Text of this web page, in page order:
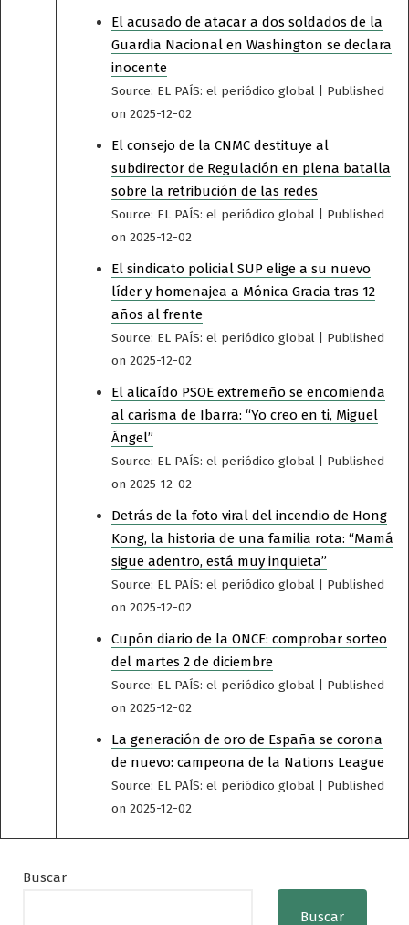
El acusado de atacar a dos soldados de la
Guardia Nacional en Washington se declara
inocente
Source: EL PAÍS: el periódico global
Published
on 2025-12-02
El consejo de la CNMC destituye al
subdirector de Regulación en plena batalla
sobre la retribución de las redes
Source: EL PAÍS: el periódico global
Published
on 2025-12-02
El sindicato policial SUP elige a su nuevo
líder y homenajea a Mónica Gracia tras 12
años al frente
Source: EL PAÍS: el periódico global
Published
on 2025-12-02
El alicaído PSOE extremeño se encomienda
al carisma de Ibarra: “Yo creo en ti, Miguel
Ángel”
Source: EL PAÍS: el periódico global
Published
on 2025-12-02
Detrás de la foto viral del incendio de Hong
Kong, la historia de una familia rota: “Mamá
sigue adentro, está muy inquieta”
Source: EL PAÍS: el periódico global
Published
on 2025-12-02
Cupón diario de la ONCE: comprobar sorteo
del martes 2 de diciembre
Source: EL PAÍS: el periódico global
Published
on 2025-12-02
La generación de oro de España se corona
de nuevo: campeona de la Nations League
Source: EL PAÍS: el periódico global
Published
on 2025-12-02
Buscar
Buscar